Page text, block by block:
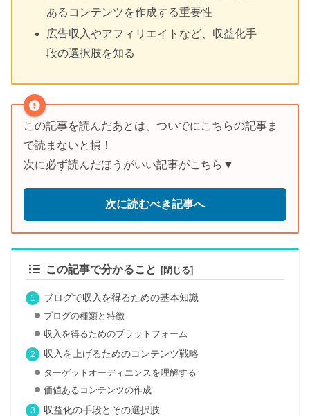
あるコンテンツを作成する重要性
広告収入やアフィリエイトなど、収益化手
段の選択肢を知る
この記事を読んだあとは、ついでにこちらの記事ま
で読まないと損！
次に必ず読んだほうがいい記事がこちら▼
次に読むべき記事へ
この記事で分かること
ブログで収入を得るための基本知識
ブログの種類と特徴
収入を得るためのプラットフォーム
収入を上げるためのコンテンツ戦略
ターゲットオーディエンスを理解する
価値あるコンテンツの作成
収益化の手段とその選択肢